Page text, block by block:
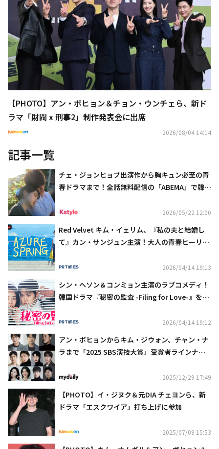
【PHOTO】アン・ボヒョン＆チョン・ウンチェら、新ド
ラマ「財閥 x 刑事2」制作発表会に出席
2026/08/04 14:14
記事一覧
チェ・ジョンヒョプ出演作から胸キュン必至の青
春ドラマまで！全話無料配信の「ABEMA」で韓ド
2026/05/22 12:00
Red Velvet キム・イェリム、『私の夫と結婚し
て』カン・サンジュン主演！大人の青春ヒーリン
0日（月）深夜0時～世界最速・独占無料配信
2026/04/14 19:13
シン・ヘソン＆コンミョン主演のラブコメディ！
韓国ドラマ『秘密の監査 -Filing for Love-』を4
国同時で独占見放題配信決定
2026/04/14 19:12
アン・ボヒョンからキム・ジウォン、チャン・ナ
ラまで「2025 SBS演技大賞」受賞者ラインナッ
2025/12/29 17:49
【PHOTO】イ・ジヌク＆元DIA チェヨンら、新
ドラマ「エスクワイア」打ち上げに参加
2025/07/09 15:53